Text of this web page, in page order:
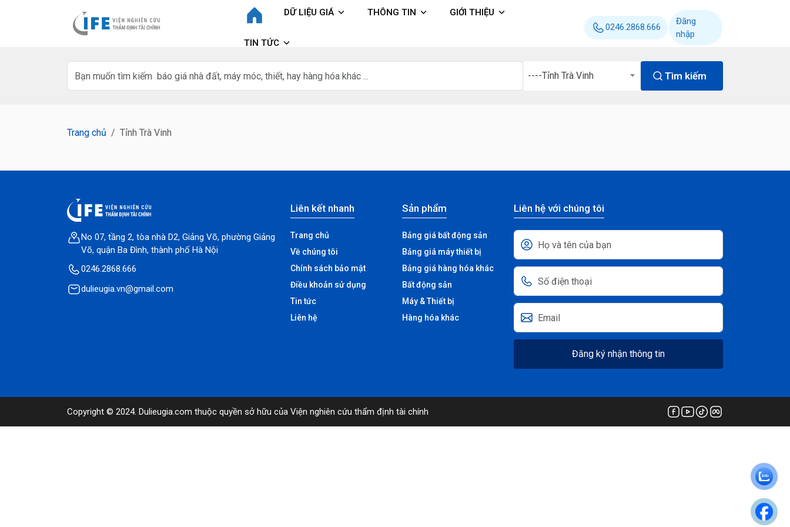
DỮ LIỆU GIÁ THÔNG TIN GIỚI THIỆU
TIN TỨC
0246.2868.666
Đăng
nhập
----Tỉnh Trà Vinh Tìm kiếm
Trang chủ Tỉnh Trà Vinh
No 07, tầng 2, tòa nhà D2, Giảng Võ, phường Giảng
Võ, quận Ba Đình, thành phố Hà Nội
0246.2868.666
dulieugia.vn@gmail.com
Liên kết nhanh
Trang chủ
Về chúng tôi
Chính sách bảo mật
Điều khoản sử dụng
Tin tức
Liên hệ
Sản phẩm
Bảng giá bất động sản
Bảng giá máy thiết bị
Bảng giá hàng hóa khác
Bất động sản
Máy & Thiết bị
Hàng hóa khác
Liên hệ với chúng tôi
Đăng ký nhận thông tin
Copyright © 2024. Dulieugia.com thuộc quyền sở hữu của Viện nghiên cứu thẩm định tài chính